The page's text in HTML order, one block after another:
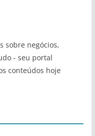
sobre negócios,
- seu portal
conteúdos hoje